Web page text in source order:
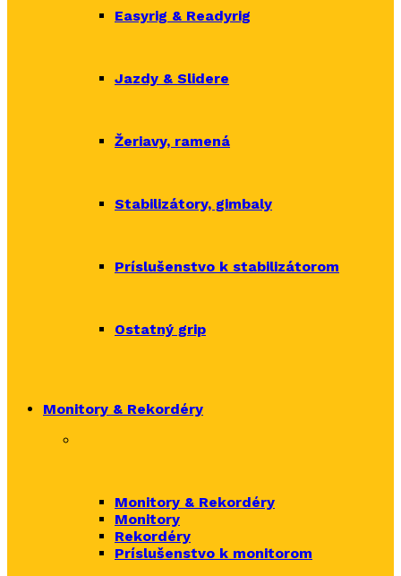
Easyrig & Readyrig
Jazdy & Slidere
Žeriavy, ramená
Stabilizátory, gimbaly
Príslušenstvo k stabilizátorom
Ostatný grip
Monitory & Rekordéry
Monitory & Rekordéry
Monitory
Rekordéry
Príslušenstvo k monitorom